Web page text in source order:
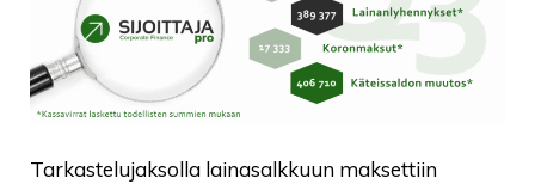
Tarkastelujaksolla lainasalkkuun maksettiin